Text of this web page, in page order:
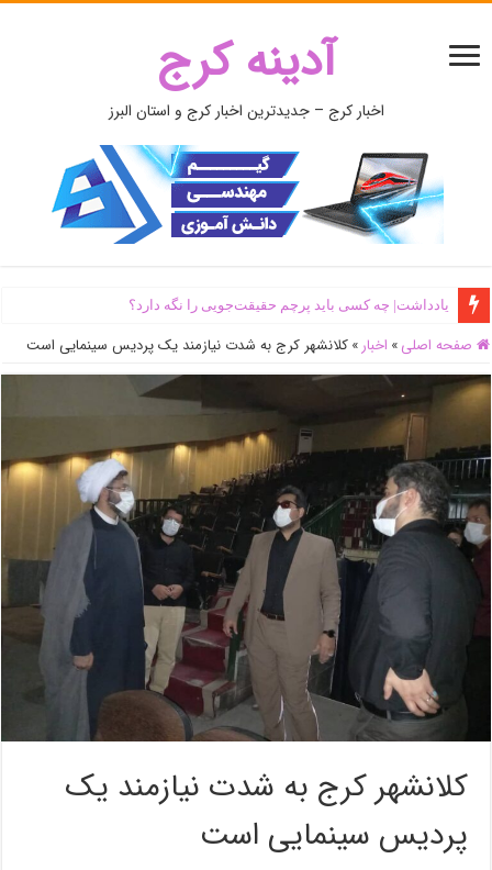
آدینه کرج
اخبار کرج – جدیدترین اخبار کرج و استان البرز
یادداشت| ‌چه کسی باید پرچم حقیقت‌جویی را نگه دارد؟
صفحه اصلی » اخبار » کلانشهر کرج به شدت نیازمند یک پردیس سینمایی است
کلانشهر کرج به شدت نیازمند یک
پردیس سینمایی است